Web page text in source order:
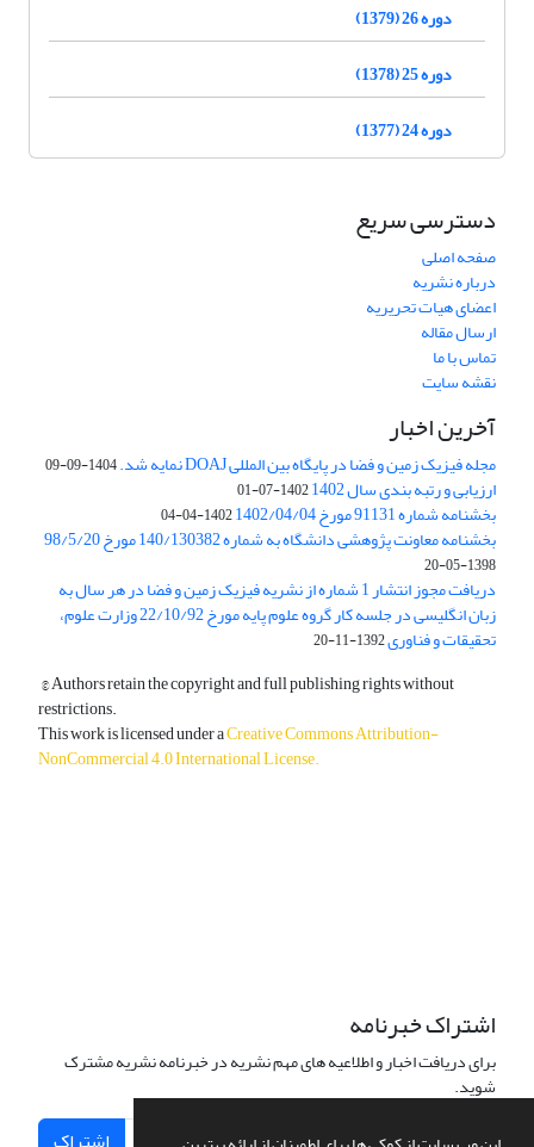
دوره 26 (1379)
دوره 25 (1378)
دوره 24 (1377)
دسترسی سریع
صفحه اصلی
درباره نشریه
اعضای هیات تحریریه
ارسال مقاله
تماس با ما
نقشه سایت
آخرین اخبار
مجله فیزیک زمین و فضا در پایگاه بین المللی DOAJ نمایه شد. 1404-09-09
ارزیابی و رتبه بندی سال 1402 1402-07-01
بخشنامه شماره 91131 مورخ 1402/04/04 1402-04-04
بخشنامه معاونت پژوهشی دانشگاه به شماره 140/130382 مورخ 98/5/20
1398-05-20
دریافت مجوز انتشار 1 شماره از نشریه فیزیک زمین و فضا در هر سال به
زبان انگلیسی در جلسه کار گروه علوم پایه مورخ 22/10/92 وزارت علوم،
تحقیقات و فناوری1392-11-20
© Authors retain the copyright and full publishing rights without
restrictions.
This work is licensed under aCreative Commons Attribution-
NonCommercial 4.0 International License.
اشتراک خبرنامه
برای دریافت اخبار و اطلاعیه های مهم نشریه در خبرنامه نشریه مشترک
شوید.